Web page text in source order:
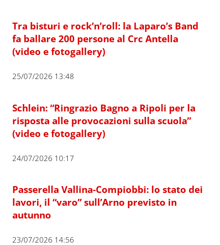
Tra bisturi e rock’n’roll: la Laparo’s Band
fa ballare 200 persone al Crc Antella
(video e fotogallery)
25/07/2026 13:48
Schlein: “Ringrazio Bagno a Ripoli per la
risposta alle provocazioni sulla scuola”
(video e fotogallery)
24/07/2026 10:17
Passerella Vallina-Compiobbi: lo stato dei
lavori, il “varo” sull’Arno previsto in
autunno
23/07/2026 14:56